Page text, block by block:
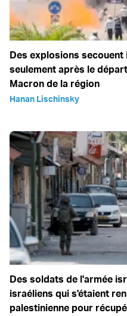
Des explosions secouent
seulement après le
Macron de la région
Hanan Lischinsky
Des soldats de l'armée
israéliens qui s'étaient
palestinienne pour